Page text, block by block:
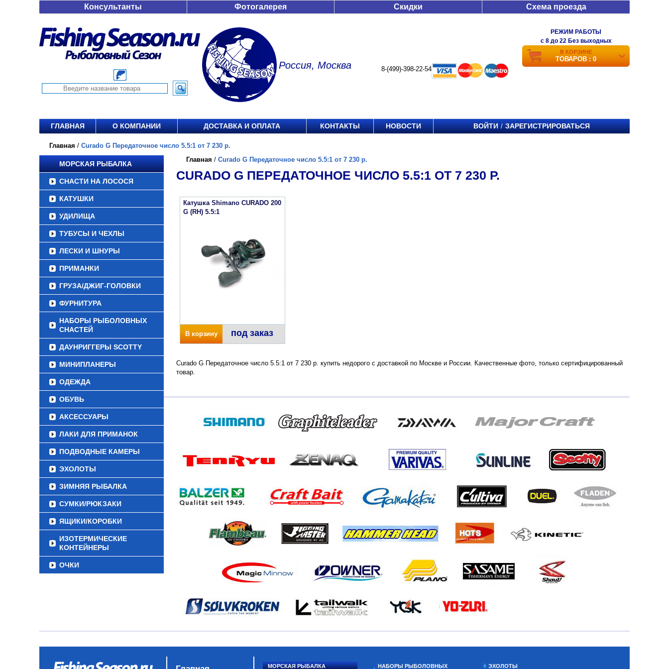
Консультанты Фотогалерея Скидки Схема проезда
Россия, Москва 8-(499)-398-22-54
РЕЖИМ РАБОТЫ
c 8 до 22 Без выходных
В КОРЗИНЕ
ТОВАРОВ : 0
ГЛАВНАЯ О КОМПАНИИ ДОСТАВКА И ОПЛАТА КОНТАКТЫ НОВОСТИ ВОЙТИ / ЗАРЕГИСТРИРОВАТЬСЯ
Главная / Curado G Передаточное число 5.5:1 от 7 230 р.
МОРСКАЯ РЫБАЛКА
СНАСТИ НА ЛОСОСЯ
КАТУШКИ
УДИЛИЩА
ТУБУСЫ И ЧЕХЛЫ
ЛЕСКИ И ШНУРЫ
ПРИМАНКИ
ГРУЗА/ДЖИГ-ГОЛОВКИ
ФУРНИТУРА
НАБОРЫ РЫБОЛОВНЫХ
СНАСТЕЙ
ДАУНРИГГЕРЫ SCOTTY
МИНИПЛАНЕРЫ
ОДЕЖДА
ОБУВЬ
АКСЕССУАРЫ
ЛАКИ ДЛЯ ПРИМАНОК
ПОДВОДНЫЕ КАМЕРЫ
ЭХОЛОТЫ
ЗИМНЯЯ РЫБАЛКА
СУМКИ/РЮКЗАКИ
ЯЩИКИ/КОРОБКИ
ИЗОТЕРМИЧЕСКИЕ
КОНТЕЙНЕРЫ
ОЧКИ
Главная / Curado G Передаточное число 5.5:1 от 7 230 р.
CURADO G ПЕРЕДАТОЧНОЕ ЧИСЛО 5.5:1 ОТ 7 230 Р.
Катушка Shimano CURADO 200
G (RH) 5.5:1
В корзину под заказ
Curado G Передаточное число 5.5:1 от 7 230 р. купить недорого с доставкой по Москве и России. Качественные фото, только сертифицированный
товар.
МОРСКАЯ РЫБАЛКА НАБОРЫ РЫБОЛОВНЫХ ЭХОЛОТЫ